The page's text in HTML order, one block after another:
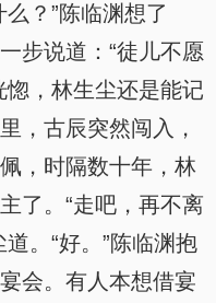
？”陈临渊想了
步说道：“徒儿不愿
惚，林生尘还是能记
，古辰突然闯入，
，时隔数十年，林
了。“走吧，再不离
。“好。”陈临渊抱
会。有人本想借宴